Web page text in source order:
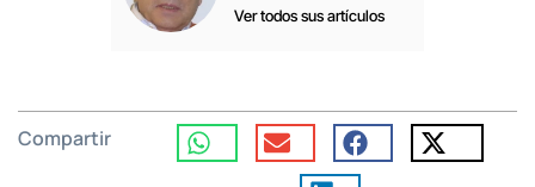
Ver todos sus artículos
Compartir